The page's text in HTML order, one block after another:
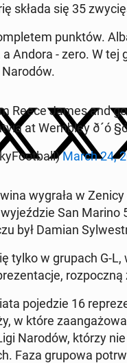
składa się 35
punktów.
Andora - zero. W
Reece James and
Wembley ð´ó §ó
March 24,
wygrała w
San Marino
był Damian
tylko w grupach G-
po­jedzie 16
w które
Narodów, którzy
Faza grupowa